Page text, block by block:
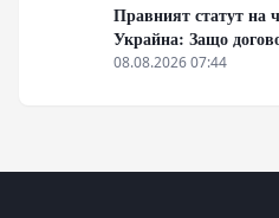
Правният статут на
Украйна: Защо
гарантира имунитет
08.08.2026 07:44